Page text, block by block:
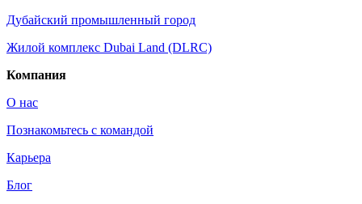
Дубайский промышленный город
Жилой комплекс Dubai Land (DLRC)
Компания
О нас
Познакомьтесь с командой
Карьера
Блог